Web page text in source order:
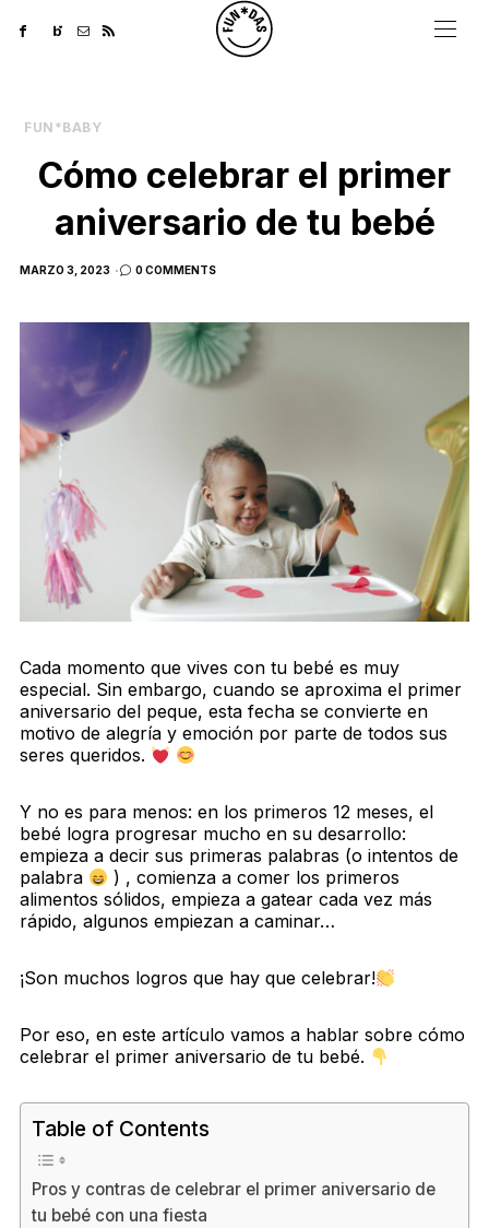
FUN*BABY
Cómo celebrar el primer
aniversario de tu bebé
POSTED
MARZO 3, 2023 0 COMMENTS
Cada momento que vives con tu bebé es muy
especial. Sin embargo, cuando se aproxima el primer
aniversario del peque, esta fecha se convierte en
motivo de alegría y emoción por parte de todos sus
seres queridos.
Y no es para menos: en los primeros 12 meses, el
bebé logra progresar mucho en su desarrollo:
empieza a decir sus primeras palabras (o intentos de
palabra
) , comienza a comer los primeros
alimentos sólidos, empieza a gatear cada vez más
rápido, algunos empiezan a caminar…
¡Son muchos logros que hay que celebrar!
Por eso, en este artículo vamos a hablar sobre cómo
celebrar el primer aniversario de tu bebé.
Table of Contents
Pros y contras de celebrar el primer aniversario de
tu bebé con una fiesta